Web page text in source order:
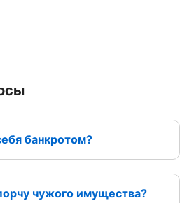
банкротом?
чужого имущества?